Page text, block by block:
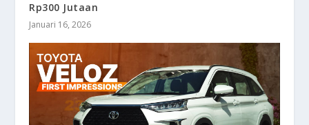
Rp300 Jutaan
Januari 16, 2026